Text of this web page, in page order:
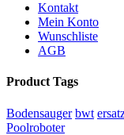
Kontakt
Mein Konto
Wunschliste
AGB
Product Tags
Bodensauger bwt
Poolroboter